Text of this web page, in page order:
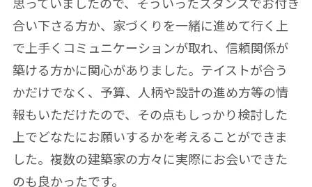
合い下さる方か、家づくりを一緒に進めて行く上
で上手くコミュニケーションが取れ、信頼関係が
築ける方かに関心がありました。テイストが合う
かだけでなく、予算、人柄や設計の進め方等の情
報もいただけたので、その点もしっかり検討した
上でどなたにお願いするかを考えることができま
した。複数の建築家の方々に実際にお会いできた
のも良かったです。